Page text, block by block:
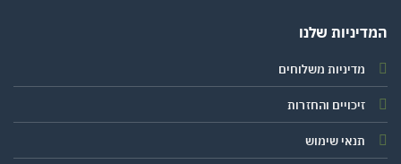
המדיניות שלנו
מדיניות משלוחים
זיכויים והחזרות
תנאי שימוש